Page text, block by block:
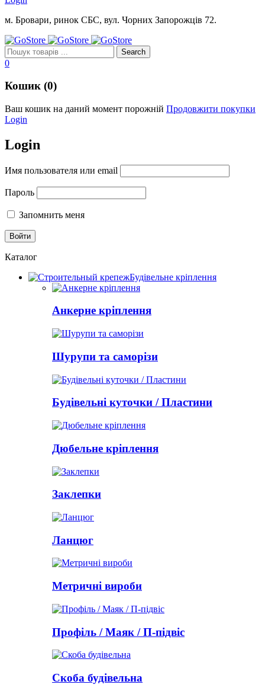
м. Бровари, ринок СБС, вул. Чорних Запорожців 72.
0
Кошик (0)
Ваш кошик на даний момент порожній Продовжити покупки
Login
Login
Имя пользователя или email
Пароль
Запомнить меня
Каталог
Будівельне кріплення
Анкерне кріплення
Шурупи та саморізи
Будівельні куточки / Пластини
Дюбельне кріплення
Заклепки
Ланцюг
Метричні вироби
Профіль / Маяк / П-підвіс
Скоба будівельна